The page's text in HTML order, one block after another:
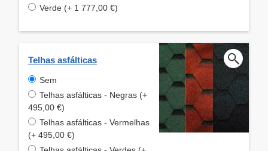
Verde (+ 1 777,00 €)
Telhas asfálticas
Sem
Telhas asfálticas - Negras (+
495,00 €)
Telhas asfálticas - Vermelhas
(+ 495,00 €)